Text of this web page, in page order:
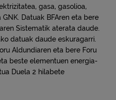
gasa, gasolioa,
Datuak BFAren eta bere
Sistematik aterata daude.
datuak daude eskuragarri.
Aldundiaren eta bere Foru
beste elementuen energia-
Duela 2 hilabete